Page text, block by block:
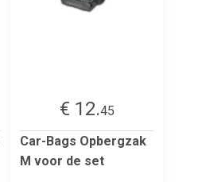
€ 12.45
Car-Bags Opbergzak
M voor de set